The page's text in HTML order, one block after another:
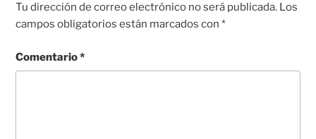
Tu dirección de correo electrónico no será publicada. Los
campos obligatorios están marcados con*
Comentario*